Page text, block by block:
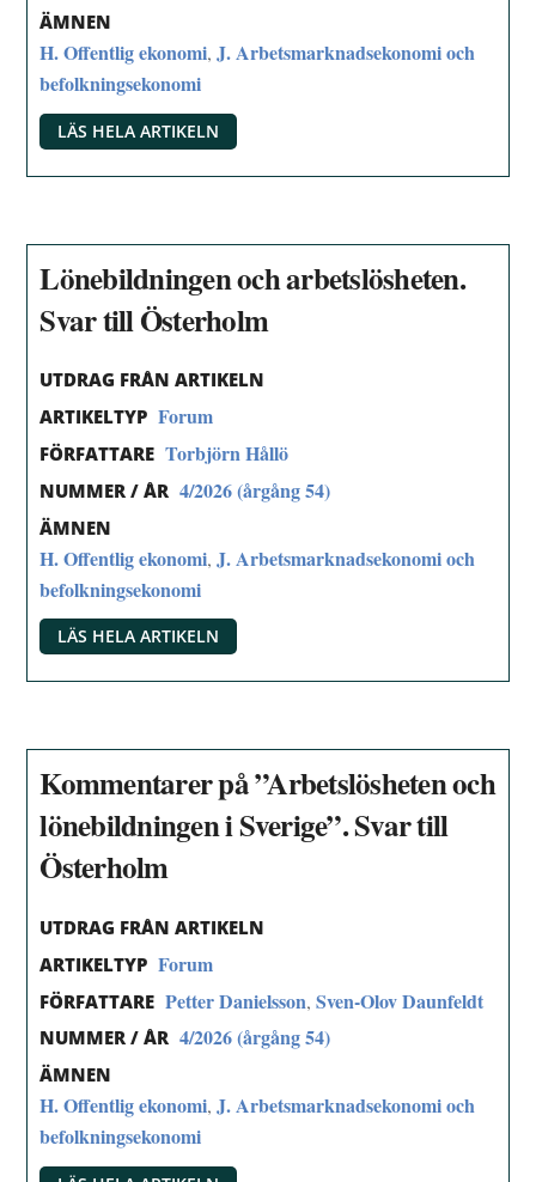
ÄMNEN
H. Offentlig ekonomi,J. Arbetsmarknadsekonomi och
befolkningsekonomi
LÄS HELA ARTIKELN
Lönebildningen och arbetslösheten.
Svar till Österholm
UTDRAG FRÅN ARTIKELN
ARTIKELTYP Forum
FÖRFATTARE Torbjörn Hållö
NUMMER / ÅR 4/2026 (årgång 54)
ÄMNEN
H. Offentlig ekonomi,J. Arbetsmarknadsekonomi och
befolkningsekonomi
LÄS HELA ARTIKELN
Kommentarer på ”Arbetslösheten och
lönebildningen i Sverige”. Svar till
Österholm
UTDRAG FRÅN ARTIKELN
ARTIKELTYP Forum
FÖRFATTARE Petter Danielsson,Sven-Olov Daunfeldt
NUMMER / ÅR 4/2026 (årgång 54)
ÄMNEN
H. Offentlig ekonomi,J. Arbetsmarknadsekonomi och
befolkningsekonomi